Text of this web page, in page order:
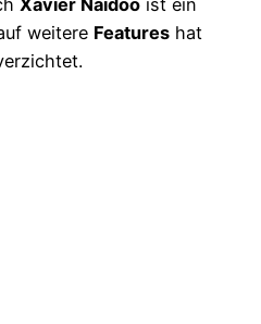
weitere Features hat